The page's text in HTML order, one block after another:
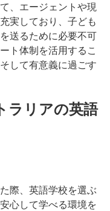
、エージェントや現
実しており、子ども
送るために必要不可
ト体制を活用するこ
して有意義に過ごす
ラリアの英語
際、英語学校を選ぶ
心して学べる環境を